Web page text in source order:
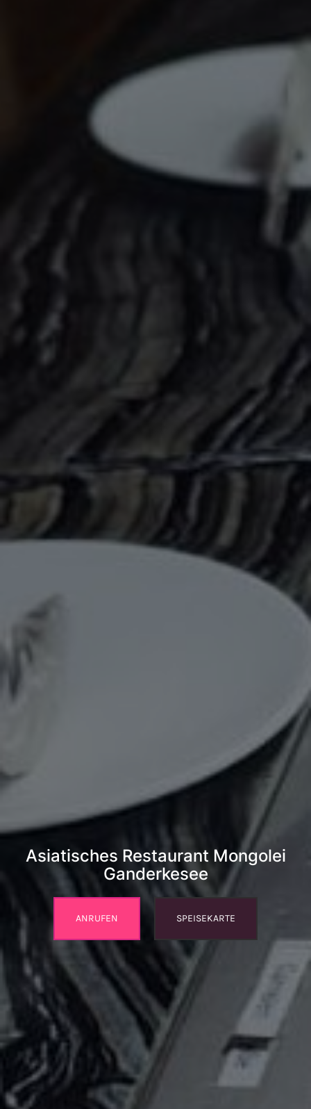
Asiatisches Restaurant Mongolei
Ganderkesee
ANRUFEN SPEISEKARTE